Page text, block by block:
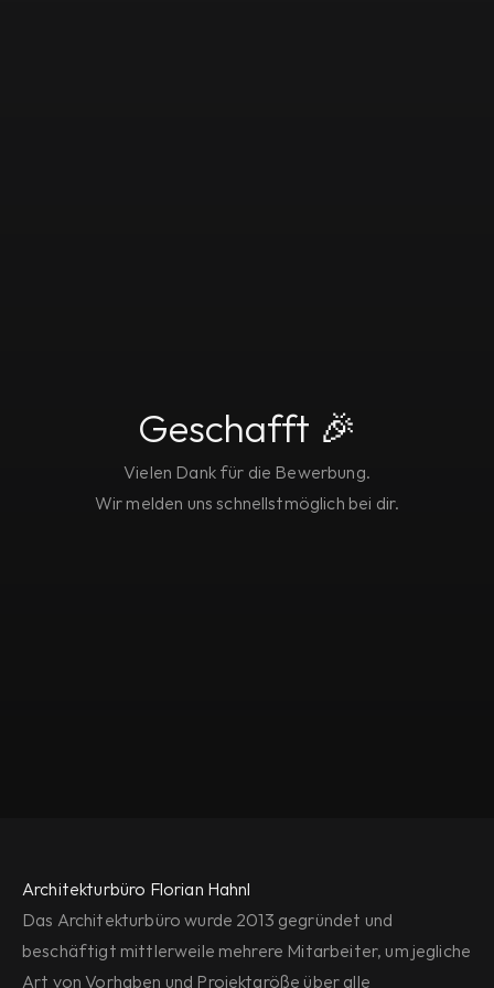
Geschafft 🎉
Vielen Dank für die Bewerbung.
Wir melden uns schnellstmöglich bei dir.
Architekturbüro Florian Hahnl
Das Architekturbüro wurde 2013 gegründet und
beschäftigt mittlerweile mehrere Mitarbeiter, um jegliche
Art von Vorhaben und Projektgröße über alle